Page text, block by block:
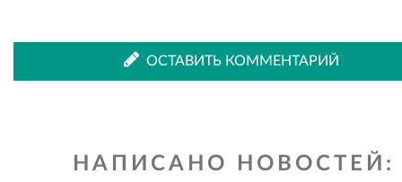
ОСТАВИТЬ КОММЕНТАРИЙ
НАПИСАНО НОВОСТЕЙ: